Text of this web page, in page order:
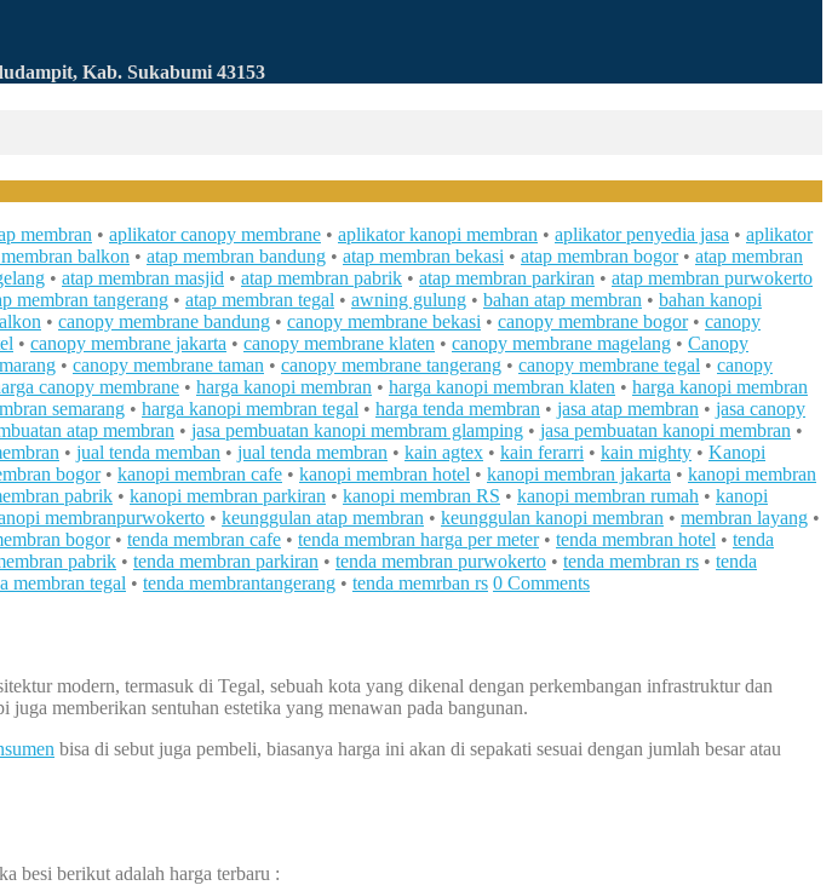
Kab. Sukabumi 43153
membran • aplikator canopy membrane • aplikator kanopi membran • aplikator penyedia jasa • aplikator
balkon • atap membran bandung • atap membran bekasi • atap membran bogor• atap membran
• atap membran masjid • atap membran pabrik • atap membran parkiran • atap membran purwokerto
membran tangerang • atap membran tegal • awning gulung • bahan atap membran • bahan kanopi
• canopy membrane bandung • canopy membrane bekasi • canopy membrane bogor• canopy
• canopy membrane jakarta • canopy membrane klaten • canopy membrane magelang • Canopy
• canopy membrane taman • canopy membrane tangerang • canopy membrane tegal • canopy
canopy membrane • harga kanopi membran • harga kanopi membran klaten • harga kanopi membran
semarang • harga kanopi membran tegal • harga tenda membran • jasa atap membran • jasa canopy
atap membran • jasa pembuatan kanopi membram glamping • jasa pembuatan kanopi membran •
• jual tenda memban • jual tenda membran • kain agtex • kain ferarri • kain mighty • Kanopi
bogor• kanopi membran cafe • kanopi membran hotel • kanopi membran jakarta • kanopi membran
pabrik • kanopi membran parkiran • kanopi membran RS • kanopi membran rumah • kanopi
membranpurwokerto • keunggulan atap membran • keunggulan kanopi membran • membran layang •
bogor• tenda membran cafe • tenda membran harga per meter• tenda membran hotel • tenda
pabrik • tenda membran parkiran • tenda membran purwokerto • tenda membran rs • tenda
membran tegal • tenda membrantangerang • tenda memrban rs 0 Comments
modern, termasuk di Tegal, sebuah kota yang dikenal dengan perkembangan infrastruktur dan
memberikan sentuhan estetika yang menawan pada bangunan.
bisa di sebut juga pembeli, biasanya harga ini akan di sepakati sesuai dengan jumlah besar atau
besi berikut adalah harga terbaru :